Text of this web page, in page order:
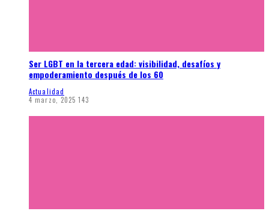
Ser LGBT en la tercera edad: visibilidad, desafíos y
empoderamiento después de los 60
Actualidad
4 marzo, 2025 143